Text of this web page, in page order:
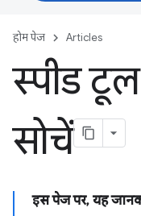
होम पेज Articles
स्पीड
सोचें
इस पेज पर, यह